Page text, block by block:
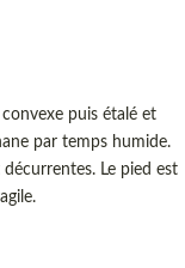
convexe puis étalé et
par temps humide.
Le pied est